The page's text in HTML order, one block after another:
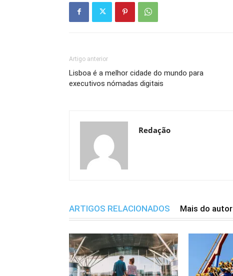
Artigo anterior
Lisboa é a melhor cidade do mundo para
executivos nómadas digitais
Redação
ARTIGOS RELACIONADOS Mais do autor